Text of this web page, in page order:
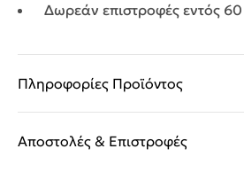
Δωρεάν επιστροφές εντός
Πληροφορίες Προϊόντος
Αποστολές & Επιστροφές